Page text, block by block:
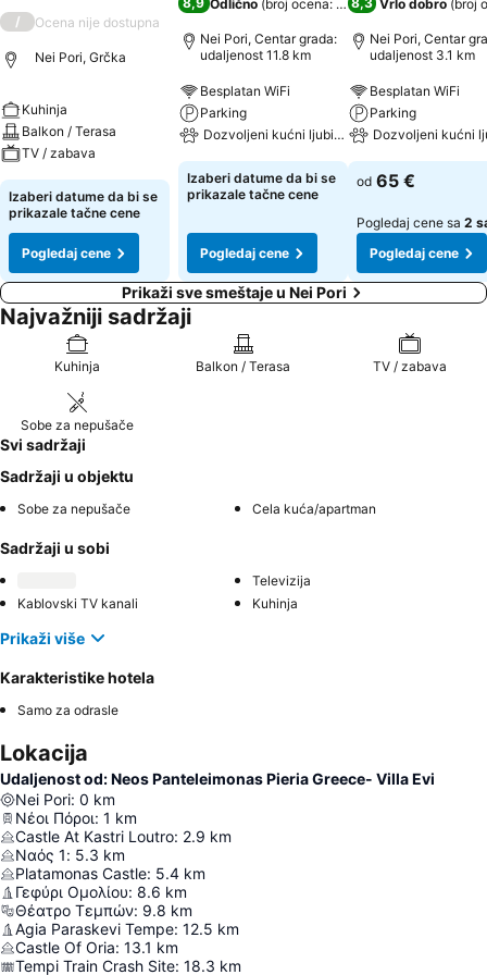
/ Ocena nije dostupna
Nei Pori, Grčka
Kuhinja
Balkon / Terasa
TV / zabava
Izaberi datume da bi se
prikazale tačne cene
Pogledaj cene
Odlično (broj ocena: 138)
Nei Pori, Centar grada:
udaljenost 11.8 km
Besplatan WiFi
Parking
Dozvoljeni kućni ljubimci
Izaberi datume da bi se
prikazale tačne cene
Pogledaj cene
Vrlo dobro (broj
Nei Pori, Centar
udaljenost 3.1 km
Besplatan WiFi
Parking
Dozvoljeni kućni
od 65 €
Pogledaj cene sa 2
Pogledaj cene
Prikaži sve smeštaje u Nei Pori
Najvažniji sadržaji
Kuhinja Balkon / Terasa TV / zabava
Sobe za nepušače
Svi sadržaji
Sadržaji u objektu
Sobe za nepušače Cela kuća/apartman
Sadržaji u sobi
Televizija
Kablovski TV kanali
Kuhinja
Prikaži više
Karakteristike hotela
Samo za odrasle
Lokacija
Udaljenost od: Neos Panteleimonas Pieria Greece- Villa Evi
Nei Pori: 0 km
Νέοι Πόροι: 1 km
Castle At Kastri Loutro: 2.9 km
Ναός 1: 5.3 km
Platamonas Castle: 5.4 km
Γεφύρι Ομολίου: 8.6 km
Θέατρο Τεμπών: 9.8 km
Agia Paraskevi Tempe: 12.5 km
Castle Of Oria: 13.1 km
Tempi Train Crash Site: 18.3 km